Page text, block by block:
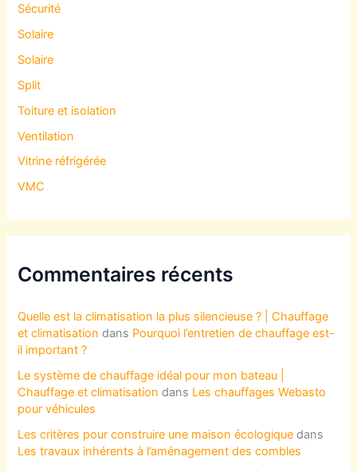
Sécurité
Solaire
Solaire
Split
Toiture et isolation
Ventilation
Vitrine réfrigérée
VMC
Commentaires récents
Quelle est la climatisation la plus silencieuse ? | Chauffage
et climatisation dans Pourquoi l’entretien de chauffage est-
il important ?
Le système de chauffage idéal pour mon bateau |
Chauffage et climatisation dans Les chauffages Webasto
pour véhicules
Les critères pour construire une maison écologique dans
Les travaux inhérents à l’aménagement des combles